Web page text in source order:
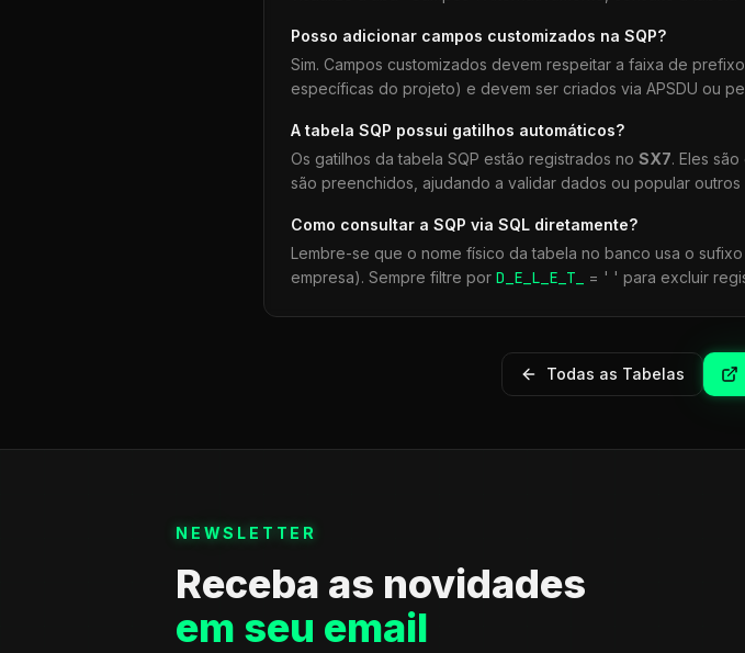
Posso adicionar campos customizados na SQP?
Sim. Campos customizados devem respeitar a faixa de
específicas do projeto) e devem ser criados via APSDU ou
A tabela SQP possui gatilhos automáticos?
Os gatilhos da tabela SQP estão registrados no SX7. Eles
são preenchidos, ajudando a validar dados ou popular
Como consultar a SQP via SQL diretamente?
Lembre-se que o nome físico da tabela no banco usa o
empresa). Sempre filtre por D_E_L_E_T_ = ' ' para excluir
Todas as Tabelas
NEWSLETTER
Receba as novidades
em seu email